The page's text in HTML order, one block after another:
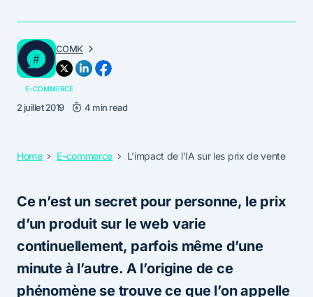
COMK
E-COMMERCE
2 juillet 2019 4 min read
Home E-commerce L’impact de l’IA sur les prix de vente
Ce n’est un secret pour personne, le prix
d’un produit sur le web varie
continuellement, parfois même d’une
minute à l’autre. A l’origine de ce
phénomène se trouve ce que l’on appelle